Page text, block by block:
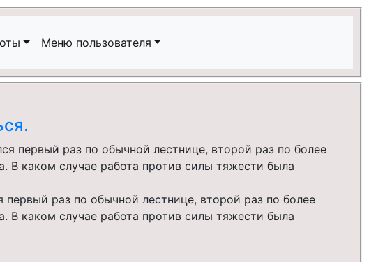
Меню пользователя
раз по обычной лестнице, второй раз по более
В каком случае работа против силы тяжести была